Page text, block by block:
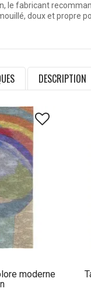
le fabricant
doux et propre
DESCRIPTION
moderne